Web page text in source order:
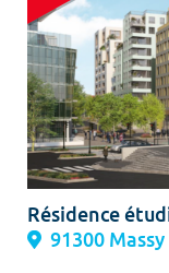
Résidence
91300 Massy